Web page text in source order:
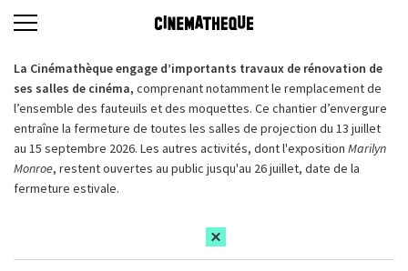
La Cinémathèque engage d’importants travaux de rénovation de
ses salles de cinéma, comprenant notamment le remplacement de
l’ensemble des fauteuils et des moquettes. Ce chantier d’envergure
entraîne la fermeture de toutes les salles de projection du 13 juillet
au 15 septembre 2026. Les autres activités, dont l'exposition Marilyn
Monroe, restent ouvertes au public jusqu'au 26 juillet, date de la
fermeture estivale.